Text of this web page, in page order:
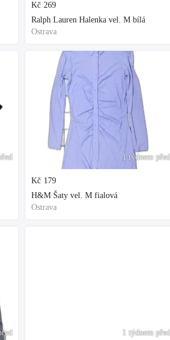
Kč 269
Ralph Lauren Halenka vel. M bílá
Ostrava
1 týdnem před
Kč 179
H&M Šaty vel. M fialová
Ostrava
1 týdnem před